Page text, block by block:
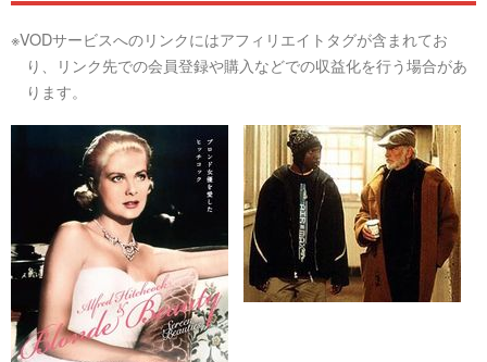
※VODサービスへのリンクにはアフィリエイトタグが含まれてお
り、リンク先での会員登録や購入などでの収益化を行う場合があ
ります。